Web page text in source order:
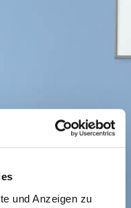
und Anzeigen zu